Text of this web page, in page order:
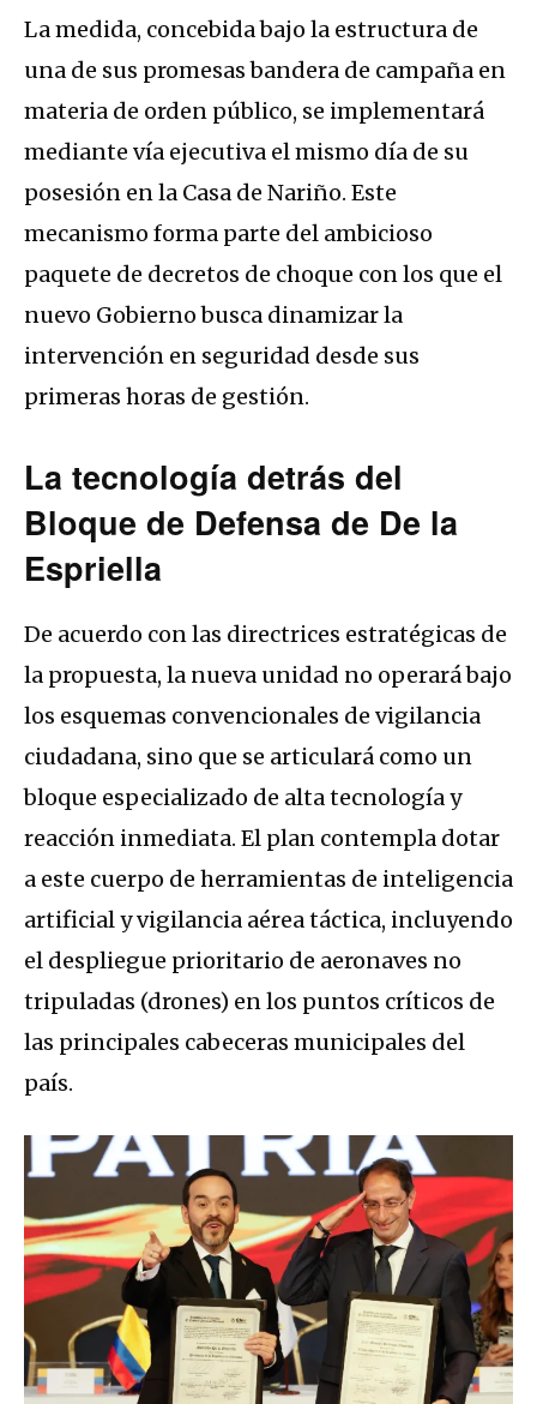
La medida, concebida bajo la estructura de
una de sus promesas bandera de campaña en
materia de orden público, se implementará
mediante vía ejecutiva el mismo día de su
posesión en la Casa de Nariño. Este
mecanismo forma parte del ambicioso
paquete de decretos de choque con los que el
nuevo Gobierno busca dinamizar la
intervención en seguridad desde sus
primeras horas de gestión.
La tecnología detrás del
Bloque de Defensa de De la
Espriella
De acuerdo con las directrices estratégicas de
la propuesta, la nueva unidad no operará bajo
los esquemas convencionales de vigilancia
ciudadana, sino que se articulará como un
bloque especializado de alta tecnología y
reacción inmediata. El plan contempla dotar
a este cuerpo de herramientas de inteligencia
artificial y vigilancia aérea táctica, incluyendo
el despliegue prioritario de aeronaves no
tripuladas (drones) en los puntos críticos de
las principales cabeceras municipales del
país.